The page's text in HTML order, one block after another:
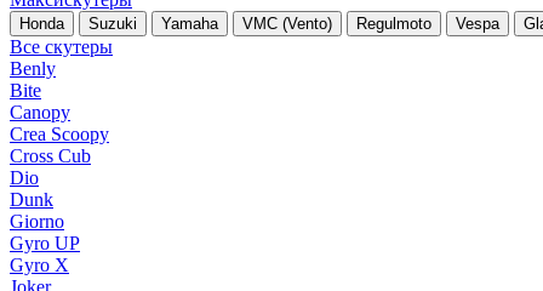
Honda Suzuki Yamaha VMC (Vento) Regulmoto Vespa
Все скутеры
Benly
Bite
Canopy
Crea Scoopy
Cross Cub
Dio
Dunk
Giorno
Gyro UP
Gyro X